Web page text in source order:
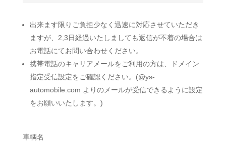
出来ます限りご負担少なく迅速に対応させていただき
ますが、2,3日経過いたしましても返信が不着の場合は
お電話にてお問い合わせください。
携帯電話のキャリアメールをご利用の方は、ドメイン
指定受信設定をご確認ください。(@ys-
automobile.com よりのメールが受信できるように設定
をお願いいたします。)
車輌名